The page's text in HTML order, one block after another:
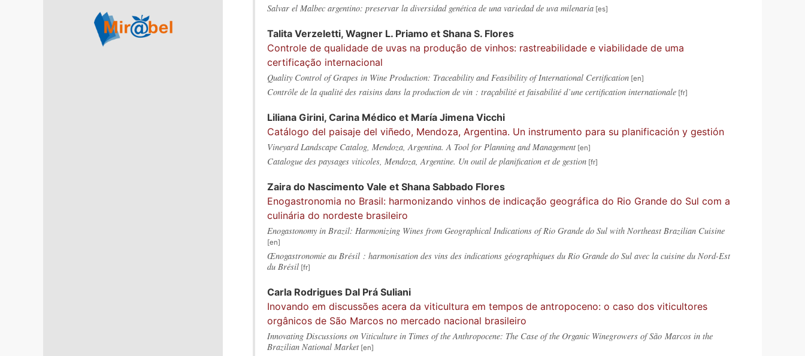
Salvar el Malbec argentino: preservar la diversidad genética de una variedad de uva milenaria
Talita Verzeletti, Wagner L. Priamo et Shana S. Flores
Controle de qualidade de uvas na produção de vinhos: rastreabilidade e viabilidade de uma
certificação internacional
Quality Control of Grapes in Wine Production: Traceability and Feasibility of International Certification
Contrôle de la qualité des raisins dans la production de vin : traçabilité et faisabilité d’une certification internationale
Liliana Girini, Carina Médico et María Jimena Vicchi
Catálogo del paisaje del viñedo, Mendoza, Argentina. Un instrumento para su planificación y gestión
Vineyard Landscape Catalog, Mendoza, Argentina. A Tool for Planning and Management
Catalogue des paysages viticoles, Mendoza, Argentine. Un outil de planification et de gestion
Zaira do Nascimento Vale et Shana Sabbado Flores
Enogastronomia no Brasil: harmonizando vinhos de indicação geográfica do Rio Grande do Sul com a
culinária do nordeste brasileiro
Enogastonomy in Brazil: Harmonizing Wines from Geographical Indications of Rio Grande do Sul with Northeast Brazilian Cuisine
Œnogastronomie au Brésil : harmonisation des vins des indications géographiques du Rio Grande do Sul avec la cuisine du Nord-Est
du Brésil
Carla Rodrigues Dal Prá Suliani
Inovando em discussões acera da viticultura em tempos de antropoceno: o caso dos viticultores
orgânicos de São Marcos no mercado nacional brasileiro
Innovating Discussions on Viticulture in Times of the Anthropocene: The Case of the Organic Winegrowers of São Marcos in the
Brazilian National Market